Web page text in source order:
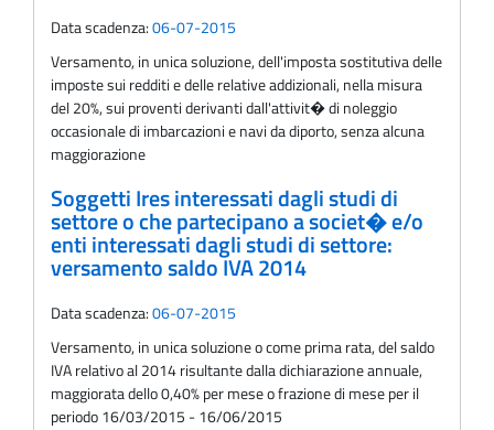
Data scadenza:06-07-2015
Versamento, in unica soluzione, dell'imposta sostitutiva delle
imposte sui redditi e delle relative addizionali, nella misura
del 20%, sui proventi derivanti dall'attivit� di noleggio
occasionale di imbarcazioni e navi da diporto, senza alcuna
maggiorazione
Soggetti Ires interessati dagli studi di
settore o che partecipano a societ� e/o
enti interessati dagli studi di settore:
versamento saldo IVA 2014
Data scadenza:06-07-2015
Versamento, in unica soluzione o come prima rata, del saldo
IVA relativo al 2014 risultante dalla dichiarazione annuale,
maggiorata dello 0,40% per mese o frazione di mese per il
periodo 16/03/2015 - 16/06/2015